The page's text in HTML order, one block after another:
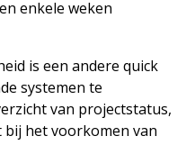
enkele weken
is een andere quick
systemen te
van projectstatus,
het voorkomen van